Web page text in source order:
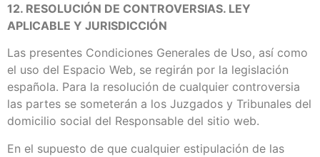
12. RESOLUCIÓN DE CONTROVERSIAS. LEY
APLICABLE Y JURISDICCIÓN
Las presentes Condiciones Generales de Uso, así como
el uso del Espacio Web, se regirán por la legislación
española. Para la resolución de cualquier controversia
las partes se someterán a los Juzgados y Tribunales del
domicilio social del Responsable del sitio web.
En el supuesto de que cualquier estipulación de las